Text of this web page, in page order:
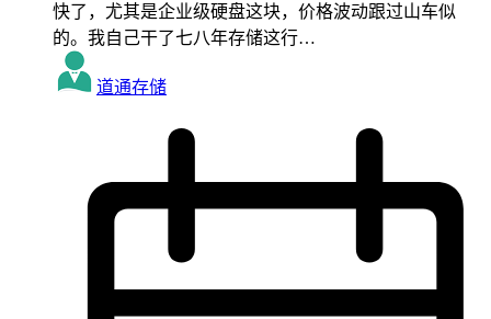
快了，尤其是企业级硬盘这块，价格波动跟过山车似
的。我自己干了七八年存储这行…
道通存储